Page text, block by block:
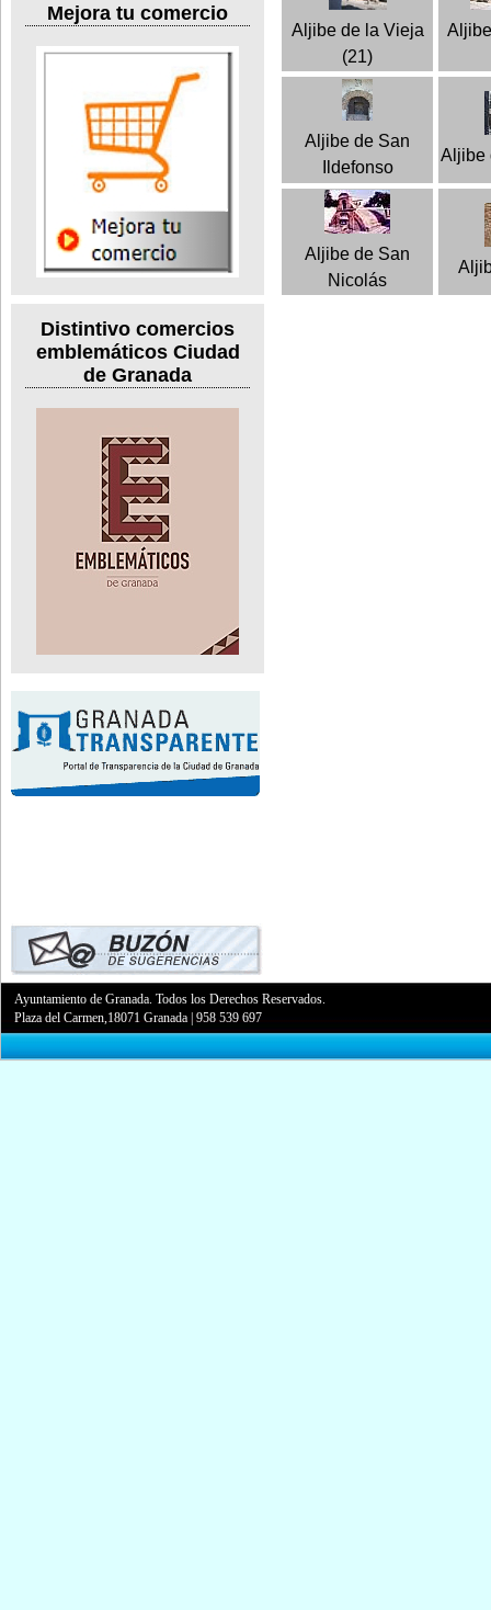
Mejora tu comercio
Distintivo comercios
emblemáticos Ciudad
de Granada
Aljibe de la Vieja
(21)
Aljibe de San
Ildefonso
Aljibe
Aljibe de San
Nicolás
Ayuntamiento de Granada. Todos los Derechos Reservados.
Plaza del Carmen,18071 Granada |958 539 697